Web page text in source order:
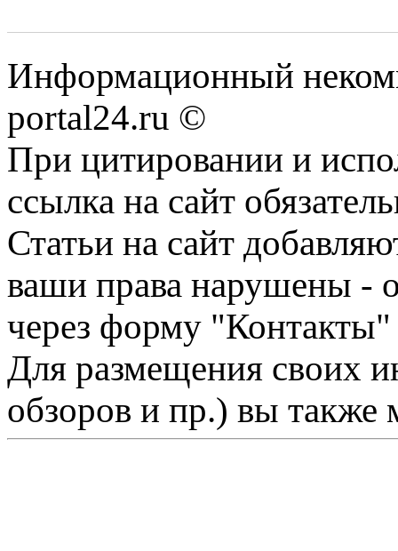
Информационный
portal24.ru ©
При цитировании и
ссылка на сайт
Статьи на сайт
ваши права нарушены -
через форму "Контакты"
Для размещения своих
обзоров и пр.) вы также